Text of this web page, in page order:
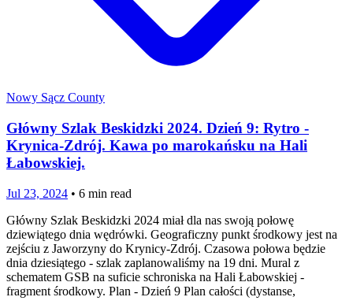
Nowy Sącz County
Główny Szlak Beskidzki 2024. Dzień 9: Rytro -
Krynica-Zdrój. Kawa po marokańsku na Hali
Łabowskiej.
Jul 23, 2024 • 6 min read
Główny Szlak Beskidzki 2024 miał dla nas swoją połowę
dziewiątego dnia wędrówki. Geograficzny punkt środkowy jest na
zejściu z Jaworzyny do Krynicy-Zdrój. Czasowa połowa będzie
dnia dziesiątego - szlak zaplanowaliśmy na 19 dni. Mural z
schematem GSB na suficie schroniska na Hali Łabowskiej -
fragment środkowy. Plan - Dzień 9 Plan całości (dystanse,